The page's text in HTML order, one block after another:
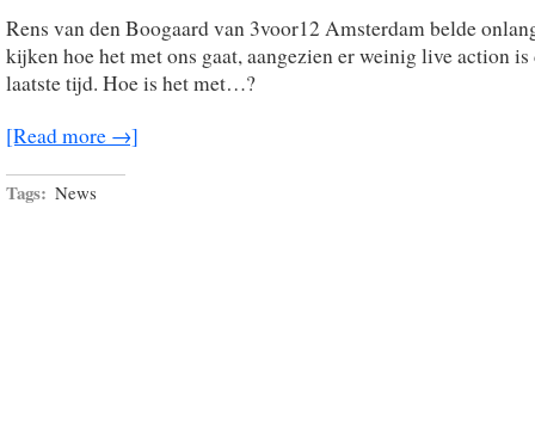
Rens van den Boogaard van 3voor12 Amsterdam belde
kijken hoe het met ons gaat, aangezien er weinig live action is
laatste tijd. Hoe is het met…?
[Read more →]
Tags: News